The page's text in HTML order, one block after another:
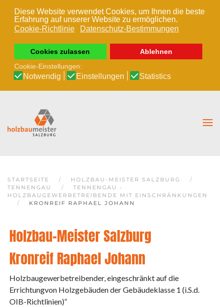
Diese Website verwendet Cookies, um Ihnen die beste
Erfahrung auf unserer Website zu ermöglichen.
Cookie-Richtlinie
Datenschutz-Bestimmungen
Cookies zulassen
Ablehnen
Cookie-Einstellungen:
Notwendig Einstellungen Statistics
Zum Hauptinhalt springen
STARTSEITE
HOLZBAU-MEISTER SALZBURG
TENNENGAU
TENNENGAU -
HOLZBAUGEWERBETREIBENDE MIT EINSCHRÄNKUNGEN
KRONREIF RAPHAEL JOHANN
Holzbau-Meister Salzburg
Kronreif Raphael Johann
Holzbaugewerbetreibender, eingeschränkt auf die
Errichtungvon Holzgebäuden der Gebäudeklasse 1 (i.S.d.
OIB-Richtlinien)“